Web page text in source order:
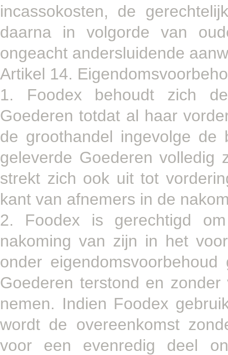
incassokosten, de
daarna in volgorde van
ongeacht andersluidende
Artikel 14.
1. Foodex behoudt zich
Goederen totdat al haar
de groothandel ingevolge de
geleverde Goederen volledig
strekt zich ook uit tot
kant van afnemers in de
2. Foodex is gerechtigd
nakoming van zijn in het
onder
Goederen terstond en
nemen. Indien Foodex
wordt de overeenkomst
voor een evenredig deel